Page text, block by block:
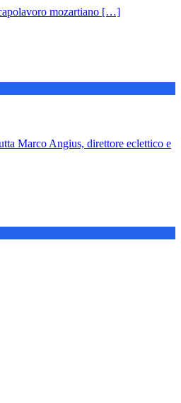
mozartiano […]
eclettico e